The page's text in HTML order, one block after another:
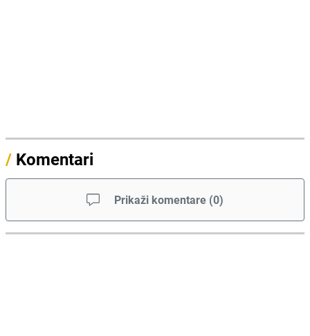
/ Komentari
Prikaži komentare (0)